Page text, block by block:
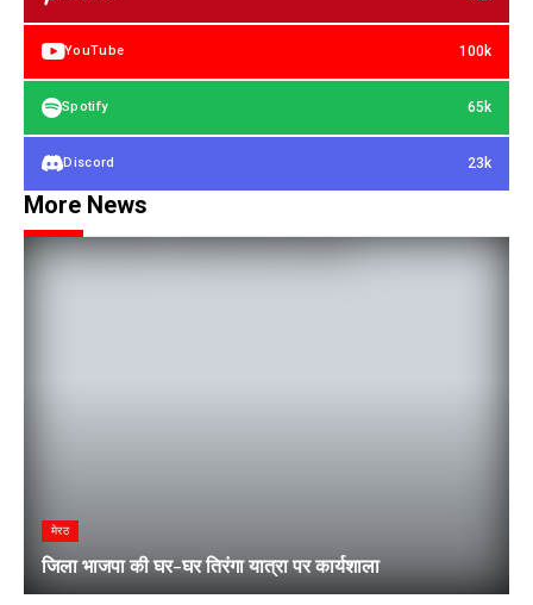
YouTube 100k
Spotify 65k
Discord 23k
More News
मेरठ
जिला भाजपा की घर-घर तिरंगा यात्रा पर कार्यशाला